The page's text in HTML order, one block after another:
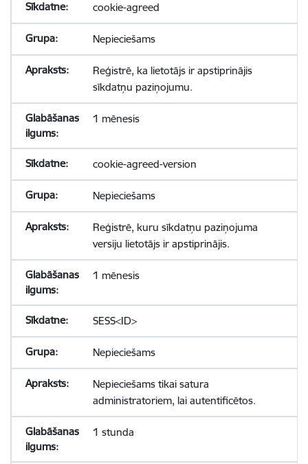
cookie-agreed
Nepieciešams
Reģistrē, ka lietotājs ir apstiprinājis
sīkdatņu paziņojumu.
1 mēnesis
cookie-agreed-version
Nepieciešams
Reģistrē, kuru sīkdatņu paziņojuma
versiju lietotājs ir apstiprinājis.
1 mēnesis
SESS<ID>
Nepieciešams
Nepieciešams tikai satura
administratoriem, lai autentificētos.
1 stunda